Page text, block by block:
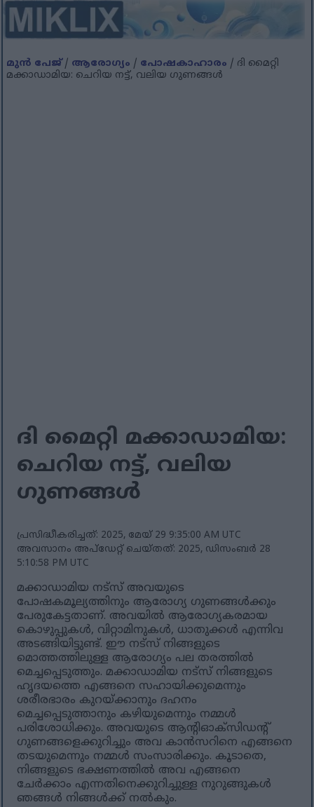
മുൻ പേജ്/ ആരോഗ്യം / പോഷകാഹാരം / ദി മൈറ്റി
മക്കാഡാമിയ: ചെറിയ നട്ട്, വലിയ ഗുണങ്ങൾ
ദി മൈറ്റി മക്കാഡാമിയ:
ചെറിയ നട്ട്, വലിയ
ഗുണങ്ങൾ
പ്രസിദ്ധീകരിച്ചത്: 2025, മേയ് 29 9:35:00 AM UTC
അവസാനം അപ്ഡേറ്റ് ചെയ്തത്: 2025, ഡിസംബർ 28
5:10:58 PM UTC
മക്കാഡാമിയ നട്‌സ് അവയുടെ
പോഷകമൂല്യത്തിനും ആരോഗ്യ ഗുണങ്ങൾക്കും
പേരുകേട്ടതാണ്. അവയിൽ ആരോഗ്യകരമായ
കൊഴുപ്പുകൾ, വിറ്റാമിനുകൾ, ധാതുക്കൾ എന്നിവ
അടങ്ങിയിട്ടുണ്ട്. ഈ നട്‌സ് നിങ്ങളുടെ
മൊത്തത്തിലുള്ള ആരോഗ്യം പല തരത്തിൽ
മെച്ചപ്പെടുത്തും. മക്കാഡാമിയ നട്‌സ് നിങ്ങളുടെ
ഹൃദയത്തെ എങ്ങനെ സഹായിക്കുമെന്നും
ശരീരഭാരം കുറയ്ക്കാനും ദഹനം
മെച്ചപ്പെടുത്താനും കഴിയുമെന്നും നമ്മൾ
പരിശോധിക്കും. അവയുടെ ആന്റിഓക്‌സിഡന്റ്
ഗുണങ്ങളെക്കുറിച്ചും അവ കാൻസറിനെ എങ്ങനെ
തടയുമെന്നും നമ്മൾ സംസാരിക്കും. കൂടാതെ,
നിങ്ങളുടെ ഭക്ഷണത്തിൽ അവ എങ്ങനെ
ചേർക്കാം എന്നതിനെക്കുറിച്ചുള്ള നുറുങ്ങുകൾ
ഞങ്ങൾ നിങ്ങൾക്ക് നൽകും.